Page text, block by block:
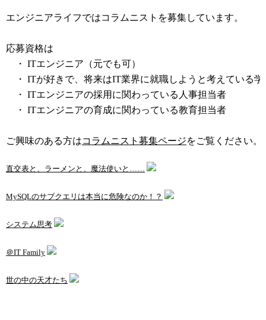
エンジニアライフではコラムニストを募集しています。
応募資格は
・ ITエンジニア（元でも可）
・ ITが好きで、将来はIT業界に就職しようと考えている学
・ ITエンジニアの採用に関わっている人事担当者
・ ITエンジニアの育成に関わっている教育担当者
ご興味のある方はコラムニスト募集ページをご覧ください。
直交表と、ラーメンと、魔法使いと……
MySQLのサブクエリは本当に危険なのか！？
システム思考
＠IT Family
世の中の天才たち